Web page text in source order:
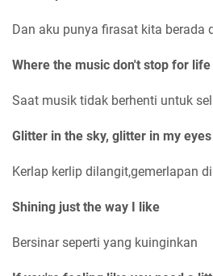
Dan aku punya firasat kita berada
Where the music don't stop for life
Saat musik tidak berhenti untuk
Glitter in the sky, glitter in my eyes
Kerlap kerlip dilangit,gemerlapan
Shining just the way I like
Bersinar seperti yang kuinginkan